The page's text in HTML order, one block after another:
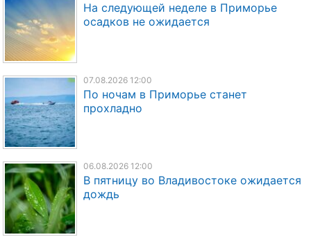
На следующей неделе в Приморье
осадков не ожидается
07.08.2026 12:00
По ночам в Приморье станет
прохладно
06.08.2026 12:00
В пятницу во Владивостоке ожидается
дождь